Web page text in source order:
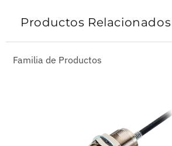
Productos Relacionados
Familia de Productos